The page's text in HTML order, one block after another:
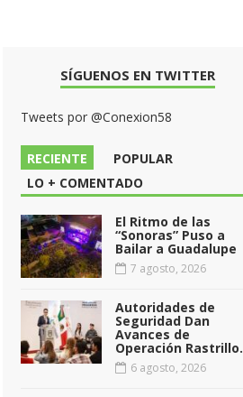
SÍGUENOS EN TWITTER
Tweets por @Conexion58
RECIENTE
POPULAR
LO + COMENTADO
El Ritmo de las
“Sonoras” Puso a
Bailar a Guadalupe
7 agosto, 2026
Autoridades de
Seguridad Dan
Avances de
Operación Rastrillo.
6 agosto, 2026